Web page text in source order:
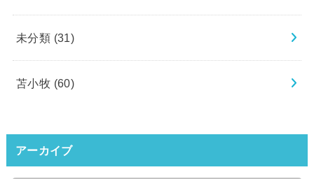
未分類 (31)
苫小牧 (60)
アーカイブ